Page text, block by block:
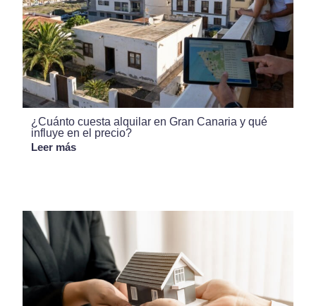
¿Cuánto cuesta alquilar en Gran Canaria y qué
influye en el precio?
Leer más